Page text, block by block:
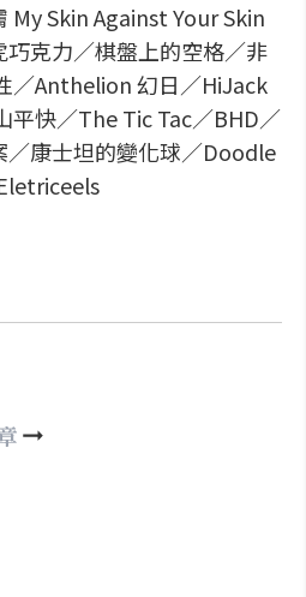
My Skin Against Your Skin
克力／棋盤上的空格／非
／Anthelion 幻日／HiJack
平快／The Tic Tac／BHD／
／康士坦的變化球／Doodle